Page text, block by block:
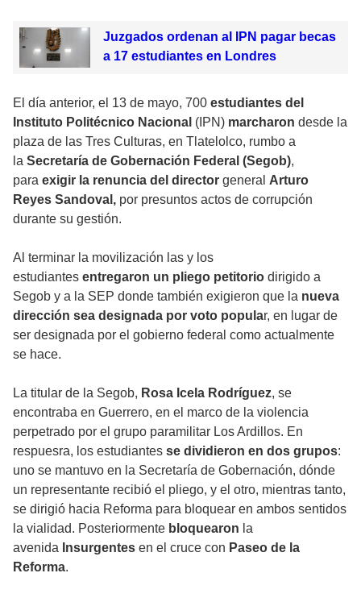
Juzgados ordenan al IPN pagar becas
a 17 estudiantes en Londres
El día anterior, el 13 de mayo, 700 estudiantes del
Instituto Politécnico Nacional (IPN) marcharon desde la
plaza de las Tres Culturas, en Tlatelolco, rumbo a
la Secretaría de Gobernación Federal (Segob),
para exigir la renuncia del director general Arturo
Reyes Sandoval, por presuntos actos de corrupción
durante su gestión.
Al terminar la movilización las y los
estudiantes entregaron un pliego petitorio dirigido a
Segob y a la SEP donde también exigieron que la nueva
dirección sea designada por voto popular, en lugar de
ser designada por el gobierno federal como actualmente
se hace.
La titular de la Segob, Rosa Icela Rodríguez, se
encontraba en Guerrero, en el marco de la violencia
perpetrado por el grupo paramilitar Los Ardillos. En
respuesra, los estudiantes se dividieron en dos grupos:
uno se mantuvo en la Secretaría de Gobernación, dónde
un representante recibió el pliego, y el otro, mientras tanto,
se dirigió hacia Reforma para bloquear en ambos sentidos
la vialidad. Posteriormente bloquearon la
avenida Insurgentes en el cruce con Paseo de la
Reforma.